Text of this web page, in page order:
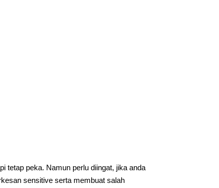
tetap peka. Namun perlu diingat, jika anda
sensitive serta membuat salah